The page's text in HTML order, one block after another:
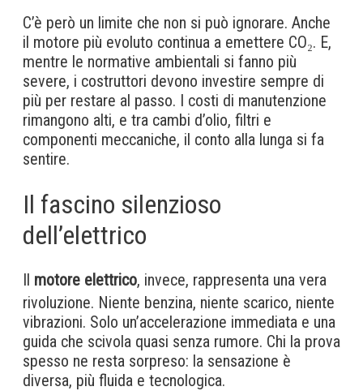
C’è però un limite che non si può ignorare. Anche
il motore più evoluto continua a emettere CO₂. E,
mentre le normative ambientali si fanno più
severe, i costruttori devono investire sempre di
più per restare al passo. I costi di manutenzione
rimangono alti, e tra cambi d’olio, filtri e
componenti meccaniche, il conto alla lunga si fa
sentire.
Il fascino silenzioso
dell’elettrico
Il motore elettrico, invece, rappresenta una vera
rivoluzione. Niente benzina, niente scarico, niente
vibrazioni. Solo un’accelerazione immediata e una
guida che scivola quasi senza rumore. Chi la prova
spesso ne resta sorpreso: la sensazione è
diversa, più fluida e tecnologica.